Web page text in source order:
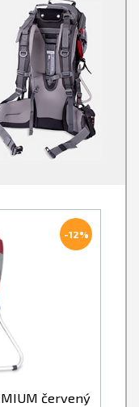
-12%
červený